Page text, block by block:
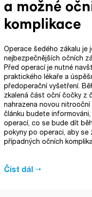
a možné
komplikace
Operace šedého zákalu je
nejbezpečnějších očních
Před operací je nutné
praktického lékaře a
předoperační vyšetření.
zkalená část oční čočky z
nahrazena novou nitrooční
článku budete
operací, co se bude dít
pokyny po operaci, aby se
případných očních
Číst dál